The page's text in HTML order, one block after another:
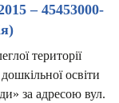
– 45453000-
території
освіти
за адресою вул.